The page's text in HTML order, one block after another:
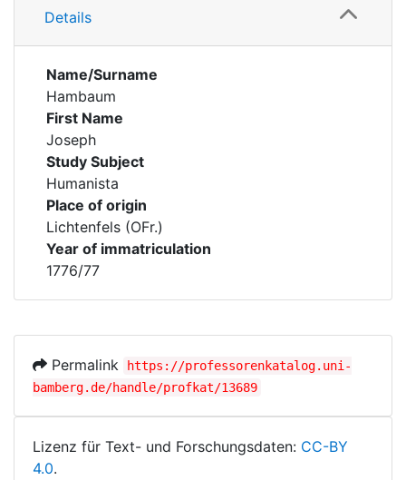
Details
Name/Surname
Hambaum
First Name
Joseph
Study Subject
Humanista
Place of origin
Lichtenfels (OFr.)
Year of immatriculation
1776/77
Permalink
https://professorenkatalog.uni-
bamberg.de/handle/profkat/13689
Lizenz für Text- und Forschungsdaten: CC-BY
4.0.